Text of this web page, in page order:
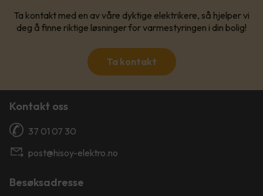
Ta kontakt med en av våre dyktige elektrikere, så hjelper vi
deg å finne riktige løsninger for varmestyringen i din bolig!
Ta kontakt
Kontakt oss
37 01 07 30
post@hisoy-elektro.no
Besøksadresse